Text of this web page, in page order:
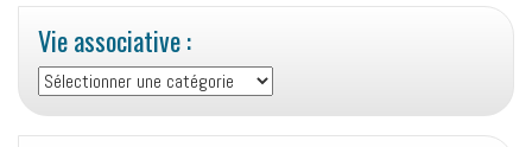
Vie associative :
Vie
associative
: